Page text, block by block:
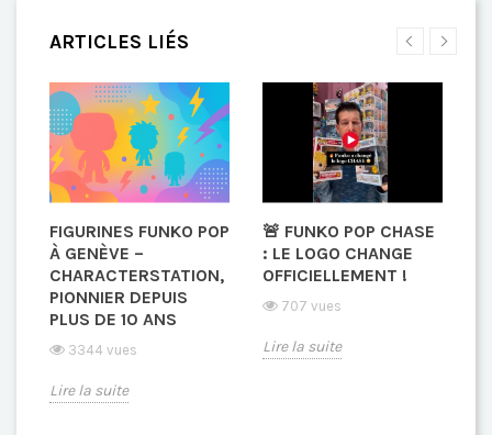
ARTICLES LIÉS
FIGURINES FUNKO POP
À GENÈVE –
CHARACTERSTATION,
PIONNIER DEPUIS
PLUS DE 10 ANS
3344 vues
Lire la suite
🚨 FUNKO POP CHASE
: LE LOGO CHANGE
OFFICIELLEMENT !
707 vues
Lire la suite